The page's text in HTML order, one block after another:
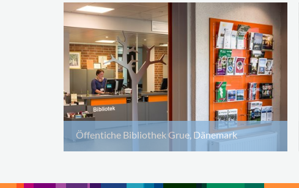
Öffentiche Bibliothek Grue, Dänemark